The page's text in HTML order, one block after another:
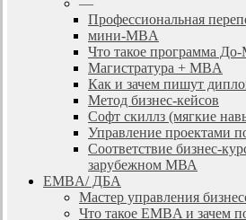
—
Профессиональная
мини-MBA
Что такое программа
Магистратура + MBA
Как и зачем пишут
Метод бизнес-кейсов
Софт скиллз (мягкие
Управление проектами
Соответствие бизнес-
зарубежном МВА
EMBA/ ДБA
Мастер управления
Что такое EMBA и зачем